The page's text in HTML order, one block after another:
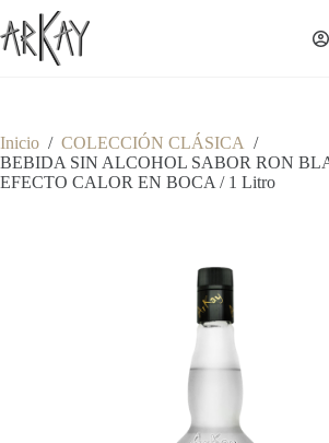
al
contenido
Inicio / COLECCIÓN CLÁSICA /
BEBIDA SIN ALCOHOL SABOR RON
EFECTO CALOR EN BOCA / 1 Litro